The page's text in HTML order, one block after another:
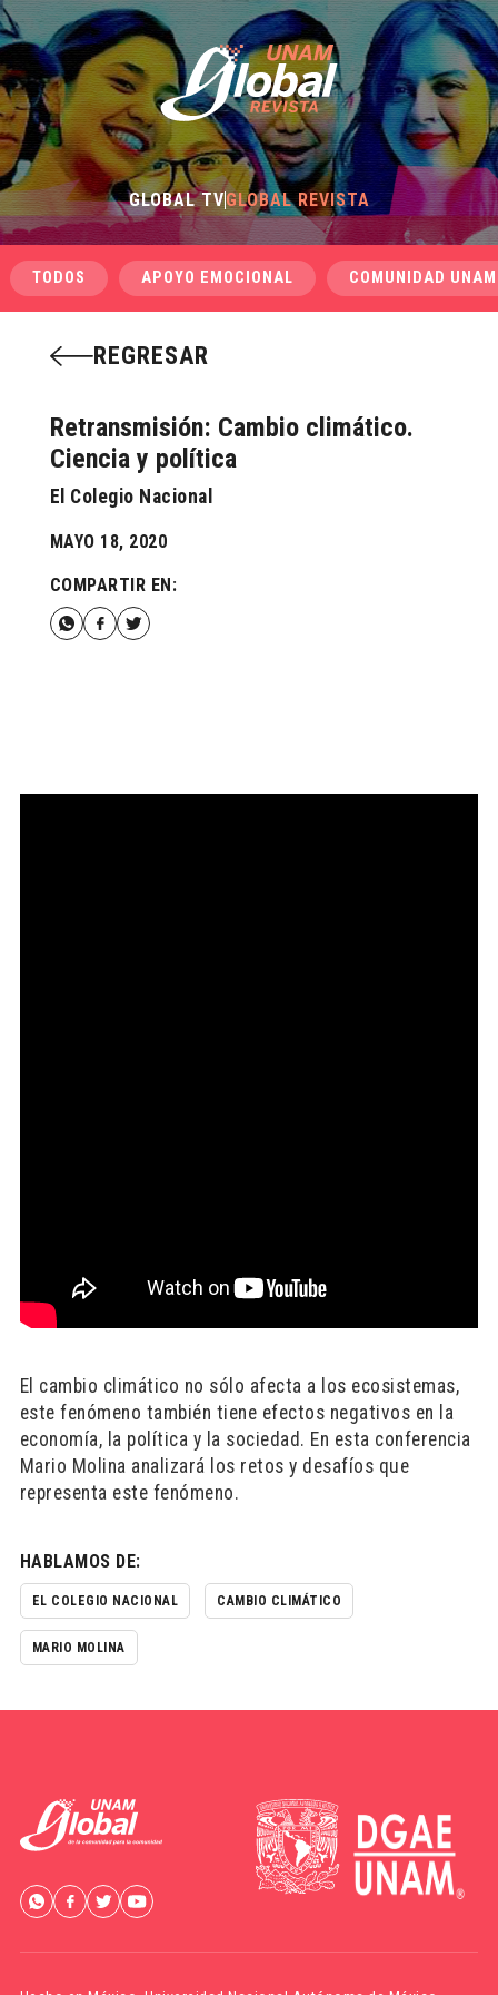
GLOBAL TVGLOBAL REVISTA
TODOS APOYO EMOCIONAL COMUNIDAD UNAM
REGRESAR
Retransmisión: Cambio climático.
Ciencia y política
El Colegio Nacional
MAYO 18, 2020
COMPARTIR EN:
El cambio climático no sólo afecta a los ecosistemas,
este fenómeno también tiene efectos negativos en la
economía, la política y la sociedad. En esta conferencia
Mario Molina analizará los retos y desafíos que
representa este fenómeno.
HABLAMOS DE:
EL COLEGIO NACIONAL CAMBIO CLIMÁTICO
MARIO MOLINA